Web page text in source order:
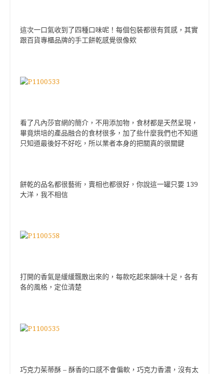
這次一口氣收到了四種口味呢！ 每個包裝都很有質感，其實
跟百貨專櫃品牌的手工餅乾感覺很像欸
看了凡內莎官網的簡介，不用添加物，食材都是天然呈現，
畢竟烘培的產品融合的食材很多，加了些什麼我們也不知道
只知道最後好不好吃，所以業者本身的把關真的很關鍵
餅乾的品名都很藝術，賣相也都很好，你說這一罐只要 139
大洋，我不相信
打開的香氣是緩緩飄散出來的，每款吃起來韻味十足，各有
各的風格，定位清楚
巧克力茱蒂酥 – 酥香的口感不會偏軟，巧克力香濃，沒有太